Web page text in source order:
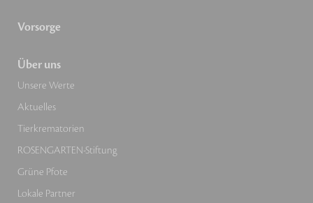
Vorsorge
Über uns
Unsere Werte
Aktuelles
Tierkrematorien
ROSENGARTEN-Stiftung
Grüne Pfote
Lokale Partner